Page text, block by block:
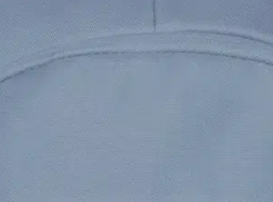
III - vaaleansininen
Postin pakettiautomaattiin tai